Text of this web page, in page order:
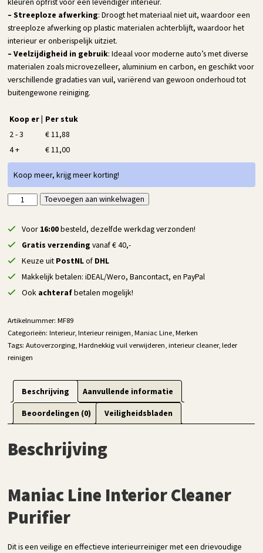
– Streeploze afwerking: Droogt het materiaal niet uit, waardoor een
streeploze afwerking op plastic materialen achterblijft, waardoor het
interieur er onberispelijk uitziet.
– Veelzijdigheid in gebruik: Ideaal voor moderne auto’s met diverse
materialen zoals microvezelleer, aluminium en carbon, en geschikt voor
verschillende gradaties van vuil, variërend van gewoon onderhoud tot
buitengewone reiniging.
Koop er | Per stuk
2 - 3
€11,88
4 +
€11,00
Koop meer, krijg meer korting!
Maniac
Interior
Purifier
-
500
ml
Toevoegen aan winkelwagen
Voor 16:00besteld, dezelfde werkdag verzonden!
Gratis verzending vanaf € 40,-
Keuze uit PostNLof DHL
Makkelijk betalen: iDEAL/Wero, Bancontact, en PayPal
Ook achterafbetalen mogelijk!
Artikelnummer:MF89
Categorieën:Interieur,Interieur reinigen,Maniac Line,Merken
Tags:Autoverzorging,Hardnekkig vuil verwijderen,interieur cleaner,leder
reinigen
Beschrijving Aanvullende informatie
Beoordelingen (0) Veiligheidsbladen
Beschrijving
Maniac Line Interior Cleaner
Purifier
Dit is een veilige en effectieve interieurreiniger met een drievoudige